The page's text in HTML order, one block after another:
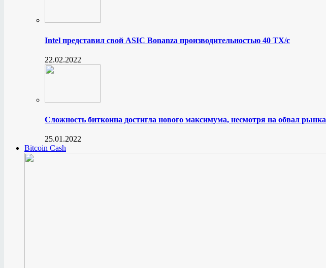
Intel представил свой ASIC Bonanza производительностью 40 ТХ/с
22.02.2022
Сложность биткоина достигла нового максимума, несмотря на обвал рынка
25.01.2022
Bitcoin Cash